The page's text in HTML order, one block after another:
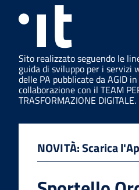
Sito realizzato seguendo le
guida di sviluppo per i servizi
delle PA pubblicate da AGID in
collaborazione con il TEAM
TRASFORMAZIONE DIGITALE.
NOVITÀ: Scarica